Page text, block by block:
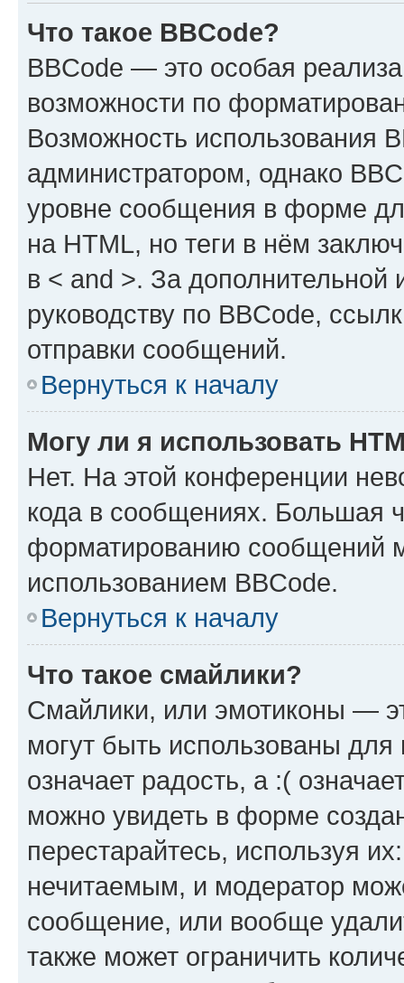
Что такое BBCode?
BBCode — это особая
возможности по
Возможность использования
администратором, однако
уровне сообщения в форме
на HTML, но теги в нём
в < and >. За
руководству по BBCode,
отправки сообщений.
Вернуться к началу
Могу ли я использовать
Нет. На этой конференции
кода в сообщениях. Большая
форматированию сообщений
использованием BBCode.
Вернуться к началу
Что такое смайлики?
Смайлики, или эмотиконы —
могут быть использованы
означает радость, а :(
можно увидеть в форме
перестарайтесь, используя
нечитаемым, и модератор
сообщение, или вообще
также может ограничить